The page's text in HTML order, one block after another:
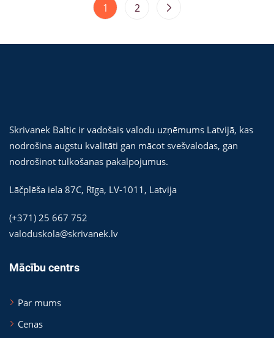
1 2
Skrivanek Baltic ir vadošais valodu uzņēmums Latvijā, kas
nodrošina augstu kvalitāti gan mācot svešvalodas, gan
nodrošinot tulkošanas pakalpojumus.
Lāčplēša iela 87C, Rīga, LV-1011 , Latvija
(+371) 25 667 752
valoduskola@skrivanek.lv
Mācību centrs
Par mums
Cenas